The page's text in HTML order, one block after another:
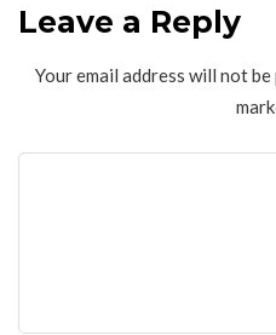
Leave a Reply
Your email address will not be